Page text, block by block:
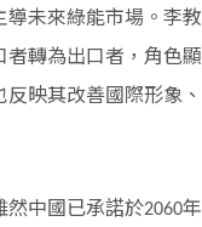
未來綠能市場。李
轉為出口者，角色
反映其改善國際形象
然中國已承諾於2060